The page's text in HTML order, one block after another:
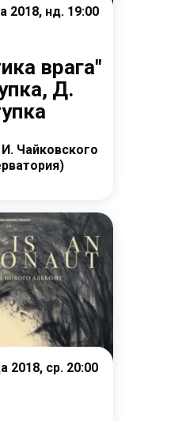
2018, нд. 19:00
врага"
Д.
Чайковского
2018, ср. 20:00